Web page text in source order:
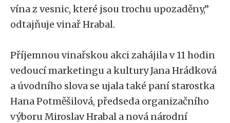
vína z vesnic, které jsou trochu upozaděny,”
odtajňuje vinař Hrabal.
Příjemnou vinařskou akci zahájila v 11 hodin
vedoucí marketingu a kultury Jana Hrádková
a úvodního slova se ujala také paní starostka
Hana Potměšilová, předseda organizačního
výboru Miroslav Hrabal a nová národní